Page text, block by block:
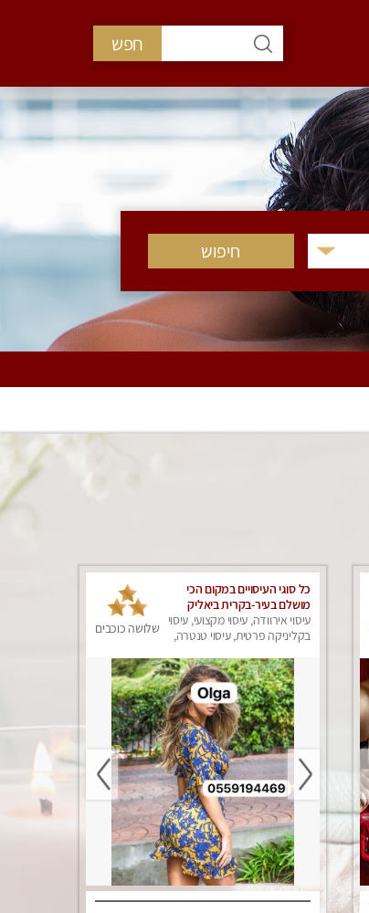
חפש
כל סוגי העיסויים במקום הכי
מושלם בעיר-בקרית ביאליק
עיסוי אירוודה, עיסוי מקצועי, עיסוי
בקליניקה פרטית, עיסוי טנטרה,
שלושה כוכבים